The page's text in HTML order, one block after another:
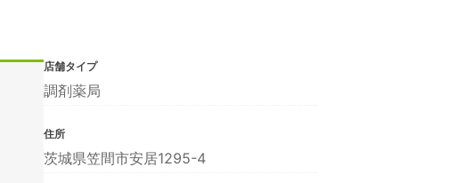
店舗タイプ
調剤薬局
住所
茨城県笠間市安居1295-4